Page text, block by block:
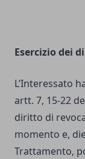
Esercizio dei
L’Interessato
artt. 7, 15-22
diritto di
momento e,
Trattamento,